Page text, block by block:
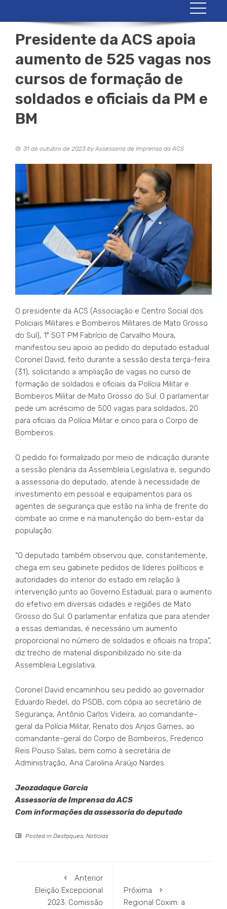
Presidente da ACS apoia
aumento de 525 vagas nos
cursos de formação de
soldados e oficiais da PM e
BM
31 de outubro de 2023 byAssessoria de Imprensa da ACS
O presidente da ACS (Associação e Centro Social dos
Policiais Militares e Bombeiros Militares de Mato Grosso
do Sul), 1º SGT PM Fabrício de Carvalho Moura,
manifestou seu apoio ao pedido do deputado estadual
Coronel David, feito durante a sessão desta terça-feira
(31), solicitando a ampliação de vagas no curso de
formação de soldados e oficiais da Polícia Militar e
Bombeiros Militar de Mato Grosso do Sul. O parlamentar
pede um acréscimo de 500 vagas para soldados, 20
para oficiais da Polícia Militar e cinco para o Corpo de
Bombeiros.
O pedido foi formalizado por meio de indicação durante
a sessão plenária da Assembleia Legislativa e, segundo
a assessoria do deputado, atende à necessidade de
investimento em pessoal e equipamentos para os
agentes de segurança que estão na linha de frente do
combate ao crime e na manutenção do bem-estar da
população.
“O deputado também observou que, constantemente,
chega em seu gabinete pedidos de líderes políticos e
autoridades do interior do estado em relação à
intervenção junto ao Governo Estadual, para o aumento
do efetivo em diversas cidades e regiões de Mato
Grosso do Sul. O parlamentar enfatiza que para atender
a essas demandas, é necessário um aumento
proporcional no número de soldados e oficiais na tropa”,
diz trecho de material disponibilizado no site da
Assembleia Legislativa.
Coronel David encaminhou seu pedido ao governador
Eduardo Riedel, do PSDB, com cópia ao secretário de
Segurança, Antônio Carlos Videira, ao comandante-
geral da Polícia Militar, Renato dos Anjos Garnes, ao
comandante-geral do Corpo de Bombeiros, Frederico
Reis Pouso Salas, bem como à secretária de
Administração, Ana Carolina Araújo Nardes.
Jeozadaque Garcia
Assessoria de Imprensa da ACS
Com informações da assessoria do deputado
Posted in Destaques, Notícias
Anterior
Eleição Excepcional
2023: Comissão
Próxima
Regional Coxim: a